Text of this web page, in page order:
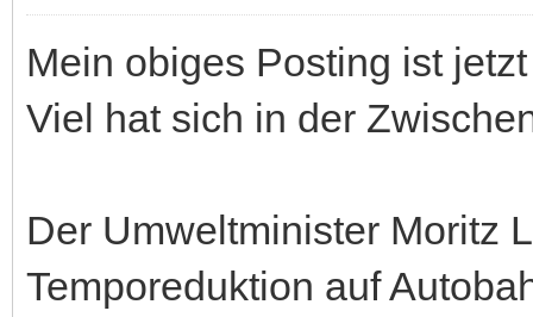
Mein obiges Posting ist
Viel hat sich in der
Der Umweltminister Moritz
Temporeduktion auf